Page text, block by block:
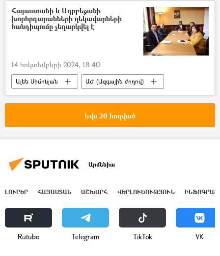
Հայաստանի և Ադրբեջանի
խորհրդարանների ղեկավարների
հանդիպումը չեղարկվել է
14 հոկտեմբերի 2024, 18:40
Ալեն Սիմոնյան
ԱԺ (Ազգային ժողով)
Ադրբեջան
հայ-ադրբեջանական
Եվս 20 հոդված
Արմենիա
ԼՈՒՐԵՐ ՀԱՅԱՍՏԱՆ ԱՇԽԱՐՀ ՎԵՐԼՈՒԾՈՒԹՅՈՒՆ
Rutube Telegram ТikТоk VK